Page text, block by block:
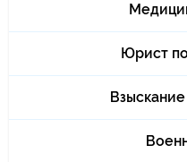
Юрист